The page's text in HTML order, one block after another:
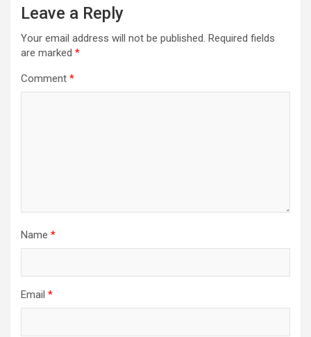
Leave a Reply
Your email address will not be published. Required fields
are marked *
Comment *
Name *
Email *